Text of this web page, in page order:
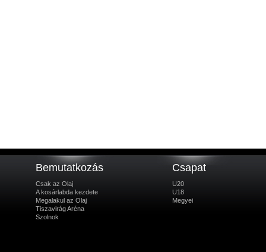
Bemutatkozás
Csak az Olaj
A kosárlabda kezdete
Megalakul az Olaj
Tiszavirág Aréna
Szolnok
Csapat
U20
U18
Megyei